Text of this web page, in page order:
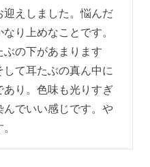
えしました。悩んだ
り上めなことです。
の下があまります
て耳たぶの真ん中に
あり。色味も光りすぎ
んでいい感じです。や